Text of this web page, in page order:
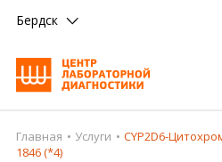
Бердск
Главная
Главная Услуги
CYP2D6-
1846 (*4)